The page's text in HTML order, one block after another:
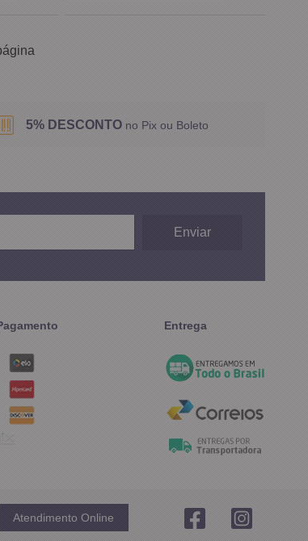
5% DESCONTO no Pix ou Boleto
Entrega
Atendimento Online